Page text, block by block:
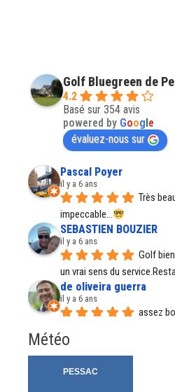
Golf Bluegreen de
4.2
Basé sur 354 avis
powered by Google
évaluez-nous sur
Pascal Poyer
il y a 6 ans
Très
impeccable...
SEBASTIEN BOUZIER
il y a 6 ans
Golf
un vrai sens du
de oliveira guerra
il y a 6 ans
assez
Régine Santos
il y a 7 ans
Météo